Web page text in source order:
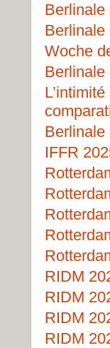
Berlinale
Berlinale
Woche
Berlinale
Berlinale
IFFR
RIDM
RIDM
RIDM
RIDM